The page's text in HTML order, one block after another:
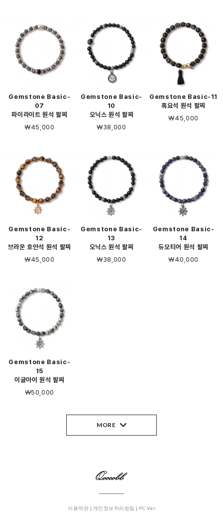
Gemstone Basic-
07
파이라이트 원석 팔찌
￦45,000
Gemstone Basic-
10
오닉스 원석 팔찌
￦38,000
Gemstone Basic-11
흑요석 원석 팔찌
￦45,000
Gemstone Basic-
12
브라운 호안석 원석 팔찌
￦45,000
Gemstone Basic-
13
오닉스 원석 팔찌
￦38,000
Gemstone Basic-
14
듀모티어 원석 팔찌
￦40,000
Gemstone Basic-
15
이글아이 원석 팔찌
￦50,000
MORE
이용약관 | 개인정보처리방침 | PC Ver.